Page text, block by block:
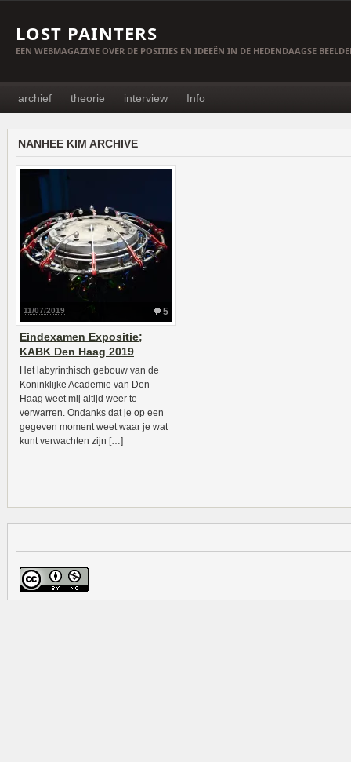
LOST PAINTERS
EEN WEBMAGAZINE OVER DE POSITIES EN IDEEËN IN DE HEDENDAAGSE
archief theorie interview Info
NANHEE KIM ARCHIVE
5
11/07/2019
Eindexamen Expositie;
KABK Den Haag 2019
Het labyrinthisch gebouw van de
Koninklijke Academie van Den
Haag weet mij altijd weer te
verwarren. Ondanks dat je op een
gegeven moment weet waar je wat
kunt verwachten zijn […]